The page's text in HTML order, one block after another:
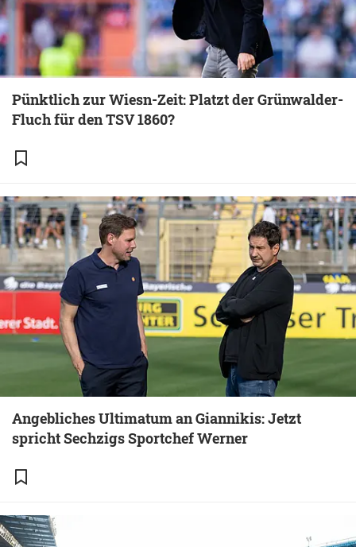
Pünktlich zur Wiesn-Zeit: Platzt der Grünwalder-
Fluch für den TSV 1860?
Angebliches Ultimatum an Giannikis: Jetzt
spricht Sechzigs Sportchef Werner